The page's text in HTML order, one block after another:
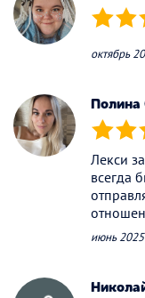
(*) (*)
октябрь
Полина
(*) (*)
Лекси
всегда
июнь 2025